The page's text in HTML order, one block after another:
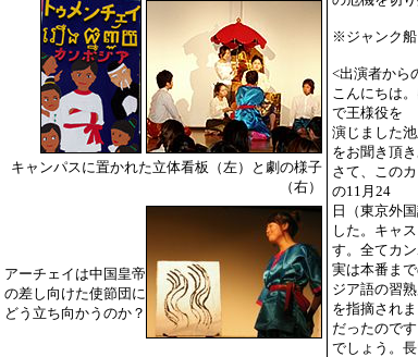
キャンパスに置かれた立体看板（左）と劇の様子
（右）
アーチェイは中国皇帝
の差し向けた使節団に
どう立ち向かうのか？
※ジャンク
<出演者から
こんにちは
で王様役を
演じました
をお聞き頂
さて、この
の11月24
日（東京外
した。キャ
す。全てカ
実は本番ま
ジア語の習
を指摘され
だったので
でしょう。